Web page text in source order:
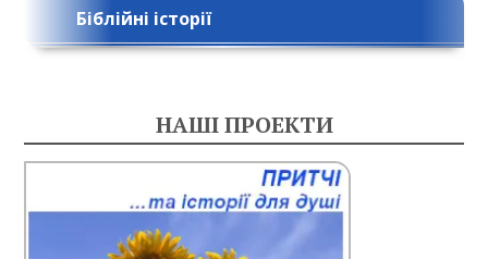
Біблійні історії
НАШІ ПРОЕКТИ